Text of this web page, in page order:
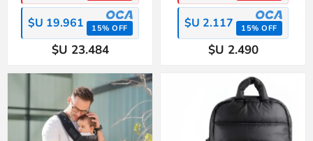
$U 19.961 15% OFF
$U 23.484
$U 2.117 15% OFF
$U 2.490